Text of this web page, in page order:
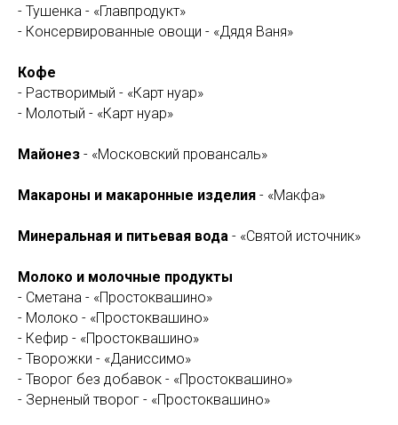
- Тушенка - «Главпродукт»
- Консервированные овощи - «Дядя Ваня»
Кофе
- Растворимый - «Карт нуар»
- Молотый - «Карт нуар»
Майонез - «Московский провансаль»
Макароны и макаронные изделия - «Макфа»
Минеральная и питьевая вода - «Святой источник»
Молоко и молочные продукты
- Сметана - «Простоквашино»
- Молоко - «Простоквашино»
- Кефир - «Простоквашино»
- Творожки - «Даниссимо»
- Творог без добавок - «Простоквашино»
- Зерненый творог - «Простоквашино»